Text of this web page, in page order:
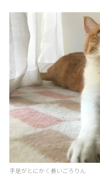
手足がとにかく長いごろりん